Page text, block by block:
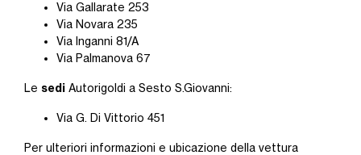
Via Gallarate 253
Via Novara 235
Via Inganni 81/A
Via Palmanova 67
Le sedi Autorigoldi a Sesto S.Giovanni:
Via G. Di Vittorio 451
Per ulteriori informazioni e ubicazione della vettura